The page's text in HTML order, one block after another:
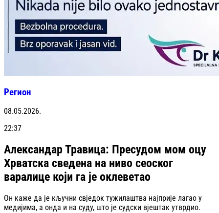
Регион
08.05.2026.
22:37
Александар Травица: Пресудом мом оцу
Хрватска сведена на ниво сеоског
варалице који га је оклеветао
Он каже да је кључни свједок тужилаштва најприје лагао у
медијима, а онда и на суду, што је судски вјештак утврдио.